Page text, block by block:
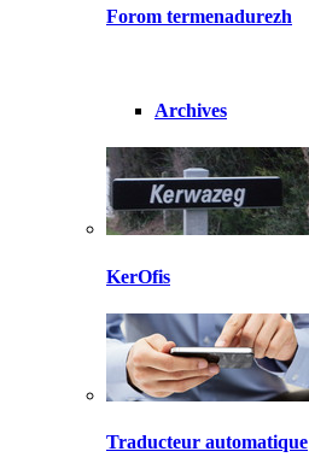
Forom termenadurezh
Archives
KerOfis
Traducteur automatique